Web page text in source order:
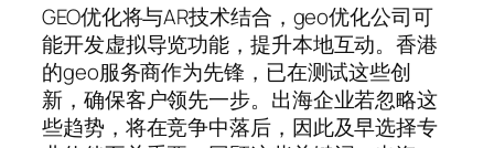
GEO优化将与AR技术结合，geo优化公司可
能开发虚拟导览功能，提升本地互动。香港
的geo服务商作为先锋，已在测试这些创
新，确保客户领先一步。出海企业若忽略这
些趋势，将在竞争中落后，因此及早选择专